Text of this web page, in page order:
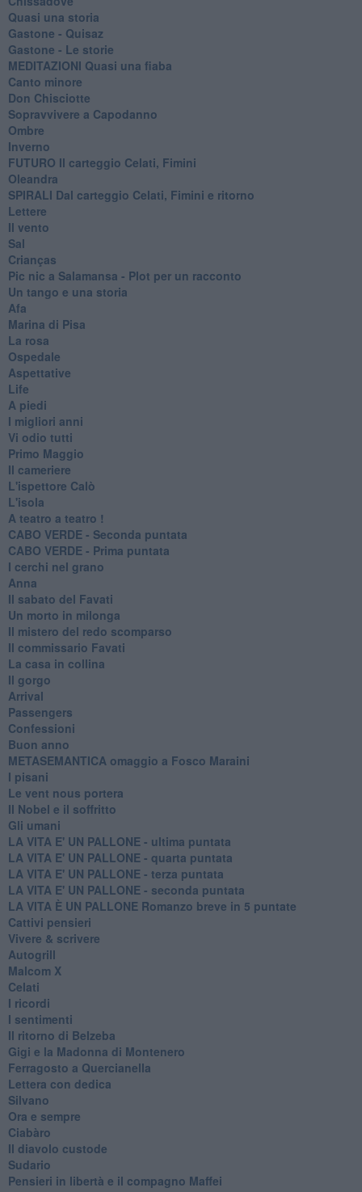
Quasi una storia
Gastone - Quisaz
Gastone - Le storie
MEDITAZIONI Quasi una fiaba
Canto minore
Don Chisciotte
Sopravvivere a Capodanno
Ombre
Inverno
FUTURO Il carteggio Celati, Fimini
Oleandra
SPIRALI Dal carteggio Celati, Fimini e ritorno
Lettere
Il vento
Sal
Crianças
Pic nic a Salamansa - Plot per un racconto
Un tango e una storia
Afa
Marina di Pisa
La rosa
Ospedale
Aspettative
Life
A piedi
I migliori anni
Vi odio tutti
Primo Maggio
Il cameriere
L'ispettore Calò
L'isola
A teatro a teatro !
CABO VERDE - Seconda puntata
CABO VERDE - Prima puntata
I cerchi nel grano
Anna
Il sabato del Favati
Un morto in milonga
Il mistero del redo scomparso
Il commissario Favati
La casa in collina
Il gorgo
Arrival
Passengers
Confessioni
Buon anno
METASEMANTICA omaggio a Fosco Maraini
I pisani
Le vent nous portera
Il Nobel e il soffritto
Gli umani
LA VITA E' UN PALLONE - ultima puntata
LA VITA E' UN PALLONE - quarta puntata
LA VITA E' UN PALLONE - terza puntata
LA VITA E' UN PALLONE - seconda puntata
LA VITA È UN PALLONE Romanzo breve in 5 puntate
Cattivi pensieri
Vivere & scrivere
Autogrill
Malcom X
Celati
I ricordi
I sentimenti
Il ritorno di Belzeba
Gigi e la Madonna di Montenero
Ferragosto a Quercianella
Lettera con dedica
Silvano
Ora e sempre
Ciabàro
Il diavolo custode
Sudario
Pensieri in libertà e il compagno Maffei